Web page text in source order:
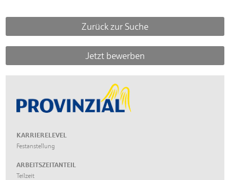
Zurück zur Suche
Jetzt bewerben
KARRIERELEVEL
Festanstellung
ARBEITSZEITANTEIL
Teilzeit